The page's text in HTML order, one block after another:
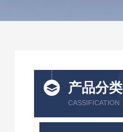
产品分类
CASSIFICATION